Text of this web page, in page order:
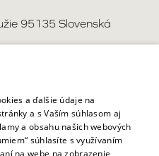
95135 Slovenská
a ďalšie údaje na
a s Vaším súhlasom aj
a obsahu našich webových
súhlasíte s využívaním
na webe na zobrazenie